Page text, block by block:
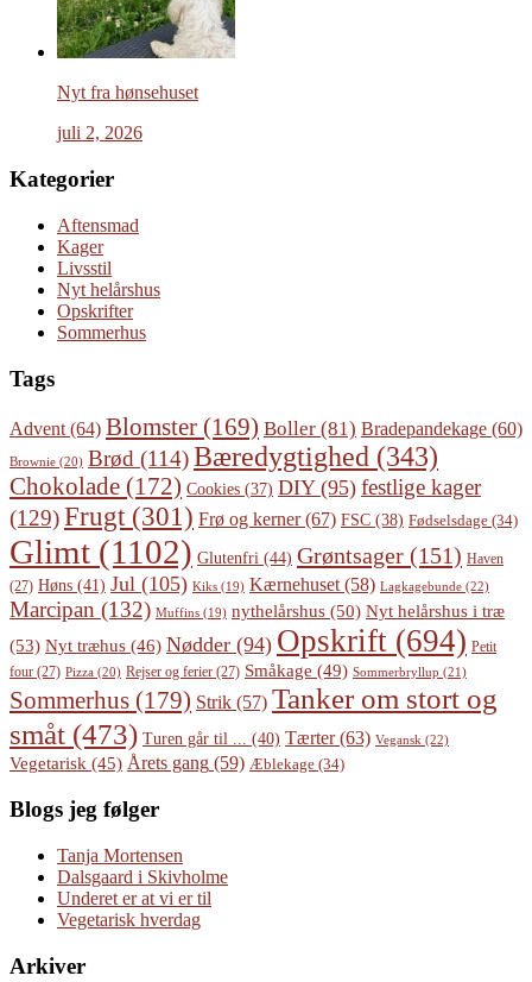
Nyt fra hønsehuset
juli 2, 2026
Kategorier
Aftensmad
Kager
Livsstil
Nyt helårshus
Opskrifter
Sommerhus
Tags
Advent (64) Blomster (169) Boller (81) Bradepandekage (60)
Brownie (20) Brød (114)Bæredygtighed (343)
Chokolade (172) Cookies (37) DIY(95) festlige kager
(129)Frugt(301) Frø og kerner(67) FSC (38) Fødselsdage (34)
Glimt (1102) Glutenfri (44) Grøntsager (151) Haven
(27) Høns (41) Jul (105) Kiks (19) Kærnehuset (58) Lagkagebunde (22)
Marcipan (132) Muffins (19) nythelårshus (50) Nyt helårshus i træ
(53) Nyt træhus (46) Nødder (94) Opskrift (694) Petit
four (27) Pizza (20) Rejser og ferier (27) Småkage (49) Sommerbryllup (21)
Sommerhus (179) Strik (57) Tanker om stort og
småt (473) Turen går til ... (40) Tærter(63) Vegansk (22)
Vegetarisk (45) Årets gang (59) Æblekage (34)
Blogs jeg følger
Tanja Mortensen
Dalsgaard i Skivholme
Underet er at vi er til
Vegetarisk hverdag
Arkiver